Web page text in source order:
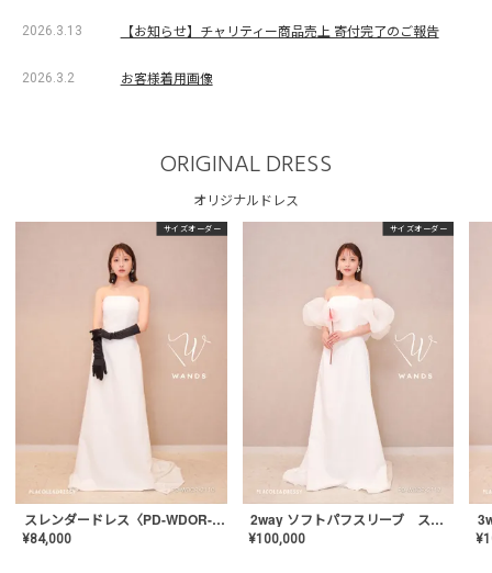
2026.3.13 【お知らせ】チャリティー商品売上 寄付完了のご報告
2026.3.2 お客様着用画像
ORIGINAL DRESS
オリジナルドレス
サイズオーダー
スレンダードレス〈PD-WDOR-2110〉
¥84,000
サイズオーダー
2way ソフトパフスリーブ スレンダードレス〈PD-WDOR-2112〉
¥100,000 ¥